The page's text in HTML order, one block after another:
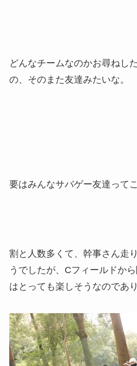
どんなチームなのかお尋ねし
の、そのまた友達みたいな。
要はみんなサバゲー友達って
割と人数多くて、幹事さん走
うでしたが、Cフィールドか
はとっても楽しそうなのであ